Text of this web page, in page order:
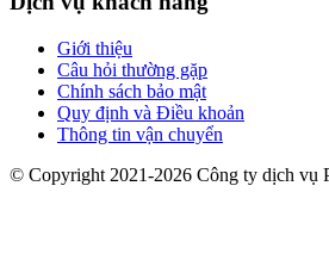
Giới thiệu
Câu hỏi thường gặp
Chính sách bảo mật
Quy định và Điều khoản
Thông tin vận chuyển
© Copyright 2021-2026 Công ty dịch vụ